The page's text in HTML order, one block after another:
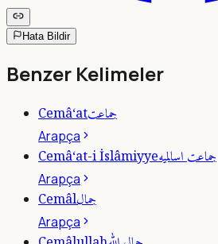
Hata Bildir
Benzer Kelimeler
Cemâ‘atجماعت
Arapça
Cemâ‘at-i İslâmiyyeجماعت اسالميه
Arapça
Cemâlجمال
Arapça